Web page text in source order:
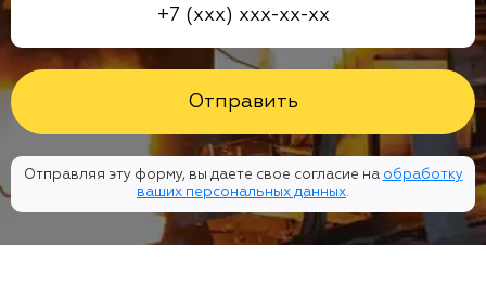
Отправляя эту форму, вы даете свое согласие на обработку
ваших персональных данных.